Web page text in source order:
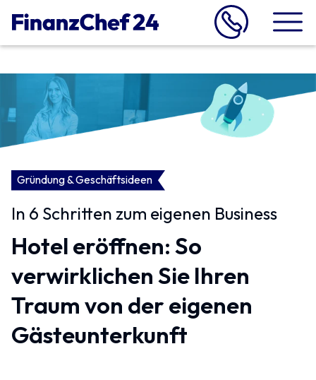
Gründung & Geschäftsideen
In 6 Schritten zum eigenen Business
Hotel eröffnen: So
verwirklichen Sie Ihren
Traum von der eigenen
Gästeunterkunft